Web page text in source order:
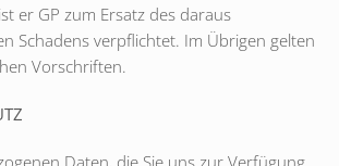
er GP zum Ersatz des daraus
Schadens verpflichtet. Im Übrigen gelten
Vorschriften.
Daten, die Sie uns zur Verfügung